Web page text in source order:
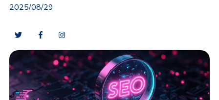
2025/08/29